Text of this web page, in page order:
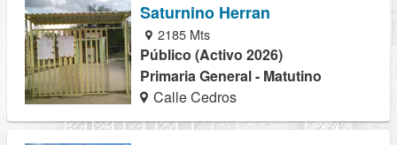
Saturnino Herran
2185 Mts
Público (Activo 2026)
Primaria General - Matutino
Calle Cedros